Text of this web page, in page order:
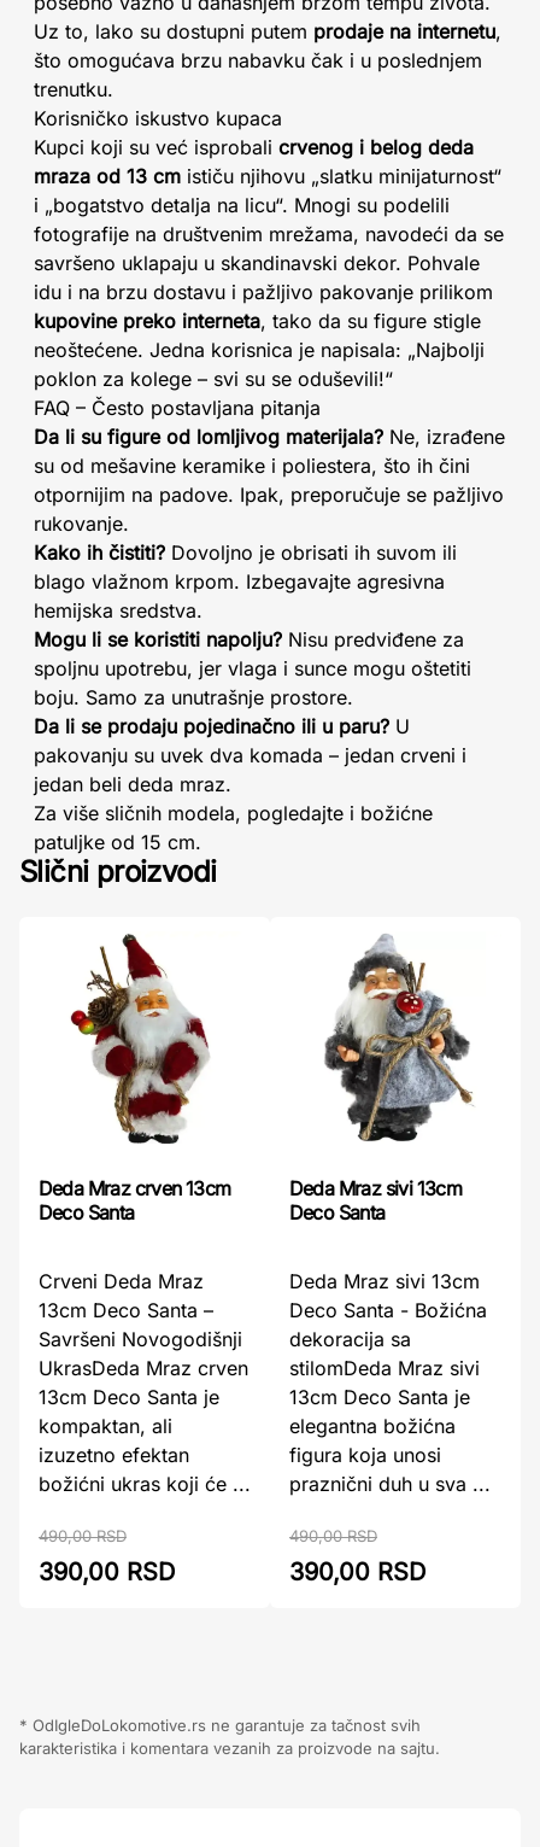
Uz to, lako su dostupni putem prodaje na internetu,
što omogućava brzu nabavku čak i u poslednjem
trenutku.
Korisničko iskustvo kupaca
Kupci koji su već isprobali crvenog i belog deda
mraza od 13 cm ističu njihovu „slatku minijaturnost“
i „bogatstvo detalja na licu“. Mnogi su podelili
fotografije na društvenim mrežama, navodeći da se
savršeno uklapaju u skandinavski dekor. Pohvale
idu i na brzu dostavu i pažljivo pakovanje prilikom
kupovine preko interneta, tako da su figure stigle
neoštećene. Jedna korisnica je napisala: „Najbolji
poklon za kolege – svi su se oduševili!“
FAQ – Često postavljana pitanja
Da li su figure od lomljivog materijala? Ne, izrađene
su od mešavine keramike i poliestera, što ih čini
otpornijim na padove. Ipak, preporučuje se pažljivo
rukovanje.
Kako ih čistiti? Dovoljno je obrisati ih suvom ili
blago vlažnom krpom. Izbegavajte agresivna
hemijska sredstva.
Mogu li se koristiti napolju? Nisu predviđene za
spoljnu upotrebu, jer vlaga i sunce mogu oštetiti
boju. Samo za unutrašnje prostore.
Da li se prodaju pojedinačno ili u paru? U
pakovanju su uvek dva komada – jedan crveni i
jedan beli deda mraz.
Za više sličnih modela, pogledajte i božićne
patuljke od 15 cm.
Slični proizvodi
Deda Mraz crven 13cm
Deco Santa
Crveni Deda Mraz
13cm Deco Santa –
Savršeni Novogodišnji
UkrasDeda Mraz crven
13cm Deco Santa je
kompaktan, ali
izuzetno efektan
božićni ukras koji će ...
490,00 RSD
390,00 RSD
Deda Mraz sivi 13cm
Deco Santa
Deda Mraz sivi 13cm
Deco Santa - Božićna
dekoracija sa
stilomDeda Mraz sivi
13cm Deco Santa je
elegantna božićna
figura koja unosi
praznični duh u sva ...
490,00 RSD
390,00 RSD
* OdIgleDoLokomotive.rs ne garantuje za tačnost svih
karakteristika i komentara vezanih za proizvode na sajtu.